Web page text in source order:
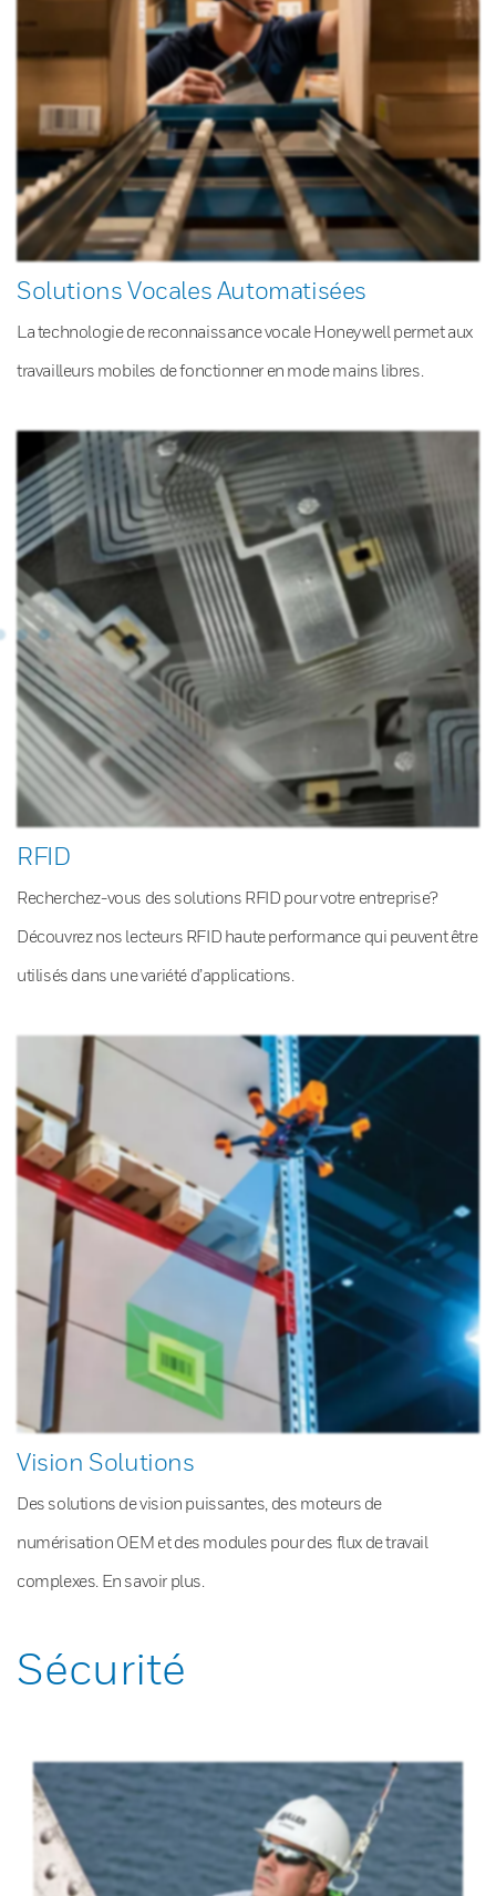
Solutions Vocales Automatisées
La technologie de reconnaissance vocale Honeywell permet aux
travailleurs mobiles de fonctionner en mode mains libres.
RFID
Recherchez-vous des solutions RFID pour votre entreprise?
Découvrez nos lecteurs RFID haute performance qui peuvent être
utilisés dans une variété d’applications.
Vision Solutions
Des solutions de vision puissantes, des moteurs de
numérisation OEM et des modules pour des flux de travail
complexes. En savoir plus.
Sécurité